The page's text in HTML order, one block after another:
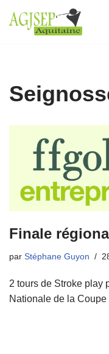
Aller
Finale
par Stéphane Guyon
2 tours de Stroke play
Nationale de la Coupe